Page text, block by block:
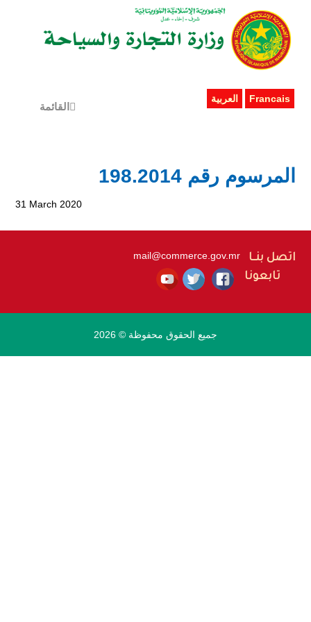
Francais العربية
القائمة
المرسوم رقم 198.2014
31 March 2020
اتصل بنــا mail@commerce.gov.mr
تابعونا
جميع الحقوق محفوظة © 2026